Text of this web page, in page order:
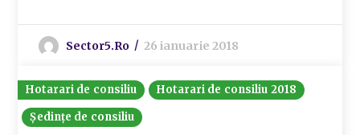
Sector5.ro 26 ianuarie 2018
Hotarari de consiliu
Hotarari de consiliu 2018
Ședințe de consiliu